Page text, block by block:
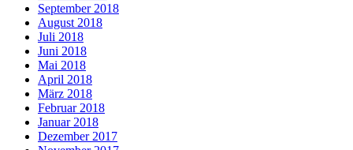
September 2018
August 2018
Juli 2018
Juni 2018
Mai 2018
April 2018
März 2018
Februar 2018
Januar 2018
Dezember 2017